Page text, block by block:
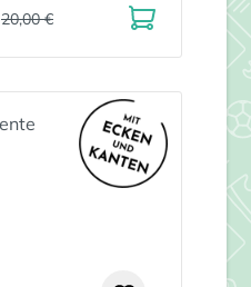
20,00 €